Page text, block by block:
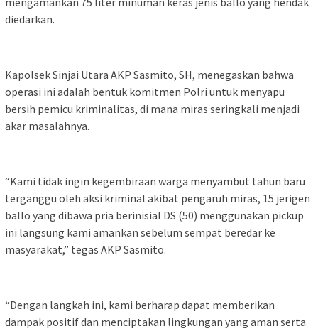
diedarkan.
Kapolsek Sinjai Utara AKP Sasmito, SH, menegaskan bahwa
operasi ini adalah bentuk komitmen Polri untuk menyapu
bersih pemicu kriminalitas, di mana miras seringkali menjadi
akar masalahnya.
“Kami tidak ingin kegembiraan warga menyambut tahun baru
terganggu oleh aksi kriminal akibat pengaruh miras, 15 jerigen
ballo yang dibawa pria berinisial DS (50) menggunakan pickup
ini langsung kami amankan sebelum sempat beredar ke
masyarakat,” tegas AKP Sasmito.
“Dengan langkah ini, kami berharap dapat memberikan
dampak positif dan menciptakan lingkungan yang aman serta